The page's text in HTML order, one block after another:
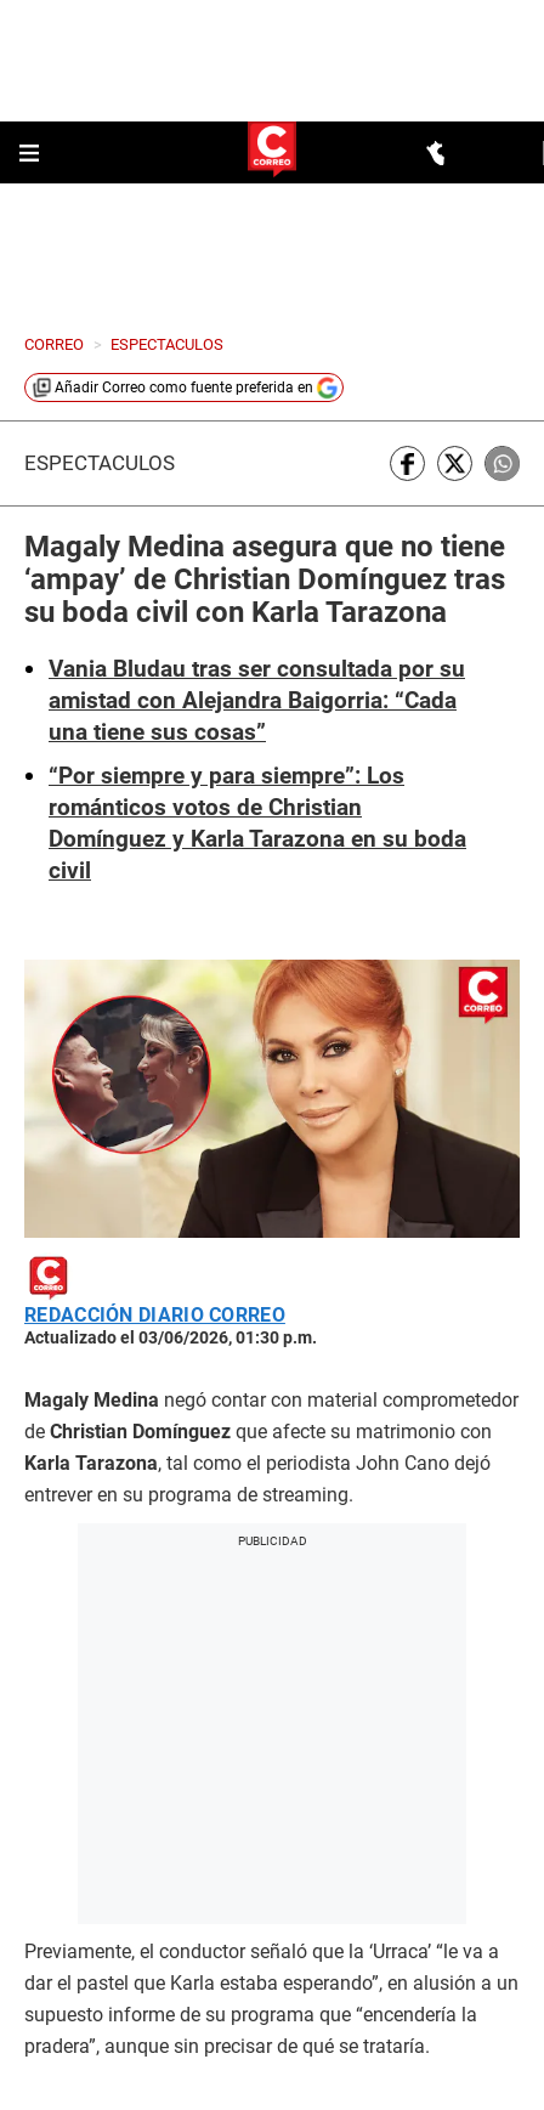
CORREO > ESPECTACULOS
Añadir Correo como fuente preferida en
ESPECTÁCULOS
Magaly Medina asegura que no tiene
‘ampay’ de Christian Domínguez tras
su boda civil con Karla Tarazona
Vania Bludau tras ser consultada por su
amistad con Alejandra Baigorria: “Cada
una tiene sus cosas”
“Por siempre y para siempre”: Los
románticos votos de Christian
Domínguez y Karla Tarazona en su boda
civil
REDACCIÓN DIARIO CORREO
Actualizado el 03/06/2026, 01:30 p.m.
Magaly Medina negó contar con material comprometedor
de Christian Domínguez que afecte su matrimonio con
Karla Tarazona, tal como el periodista John Cano dejó
entrever en su programa de streaming.
Previamente, el conductor señaló que la ‘Urraca’ “le va a
dar el pastel que Karla estaba esperando”, en alusión a un
supuesto informe de su programa que “encendería la
pradera”, aunque sin precisar de qué se trataría.